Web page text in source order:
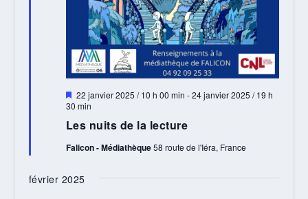
Les nuits de la lecture
Mis
en
22 janvier 2025 / 10 h 00 min -24 janvier 2025 / 19 h
30 min
Falicon - Médiathèque58 route de l'Iéra, France
février 2025